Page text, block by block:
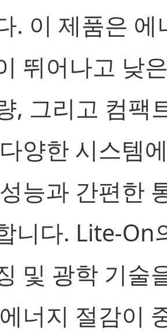
. 이 제품은 에
뛰어나고 낮
, 그리고 컴팩
양한 시스템
능과 간편한
니다. Lite-On
및 광학 기술
너지 절감이